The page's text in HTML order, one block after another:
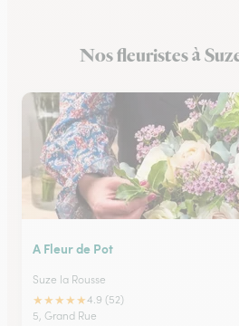
Fleuristes à Portes-lès-Valence
Nos fleuristes à
A Fleur de Pot
Suze la Rousse
★★★★★4.9 (52)
5, Grand Rue